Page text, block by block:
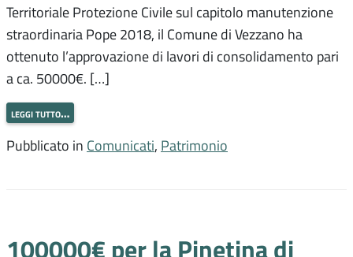
Territoriale Protezione Civile sul capitolo manutenzione
straordinaria Pope 2018, il Comune di Vezzano ha
ottenuto l’approvazione di lavori di consolidamento pari
a ca. 50000€. […]
leggi tutto…
Pubblicato in Comunicati, Patrimonio
100000€ per la Pinetina di